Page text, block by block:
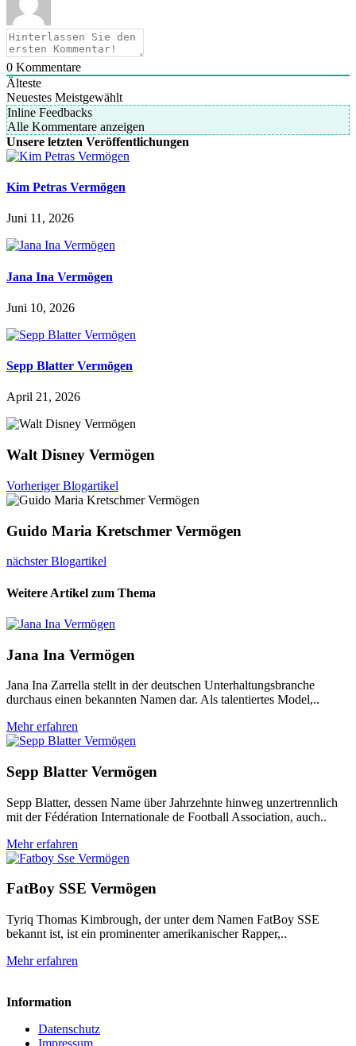
0 Kommentare
Älteste
Neuestes Meistgewählt
Inline Feedbacks
Alle Kommentare anzeigen
Unsere letzten Veröffentlichungen
Kim Petras Vermögen
Juni 11, 2026
Jana Ina Vermögen
Juni 10, 2026
Sepp Blatter Vermögen
April 21, 2026
Walt Disney Vermögen
Vorheriger Blogartikel
Guido Maria Kretschmer Vermögen
nächster Blogartikel
Weitere Artikel zum Thema
Jana Ina Vermögen
Jana Ina Zarrella stellt in der deutschen Unterhaltungsbranche
durchaus einen bekannten Namen dar. Als talentiertes Model,..
Mehr erfahren
Sepp Blatter Vermögen
Sepp Blatter, dessen Name über Jahrzehnte hinweg unzertrennlich
mit der Fédération Internationale de Football Association, auch..
Mehr erfahren
FatBoy SSE Vermögen
Tyriq Thomas Kimbrough, der unter dem Namen FatBoy SSE
bekannt ist, ist ein prominenter amerikanischer Rapper,..
Mehr erfahren
Information
Datenschutz